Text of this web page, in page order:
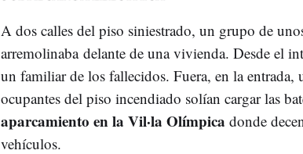
A dos calles del piso siniestrado, un grupo de
arremolinaba delante de una vivienda. Desde el
un familiar de los fallecidos. Fuera, en la
ocupantes del piso incendiado solían cargar las
aparcamiento en la Vil·la Olímpica donde
vehículos.